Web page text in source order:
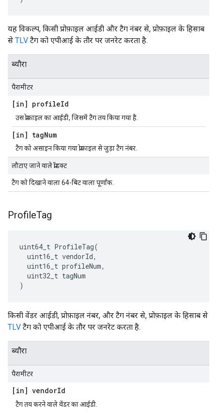
यह विकल्प, किसी प्रोफ़ाइल आईडी और टैग नंबर से, प्रोफ़ाइल के हिसाब
से TLV टैग को एपीआई के तौर पर जनरेट करता है.
ब्यौरा
पैरामीटर
[in] profileId
उस प्रोफ़ाइल का आईडी, जिसमें टैग तय किया गया है.
[in] tagNum
टैग को असाइन किया गया प्रोफ़ाइल से जुड़ा टैग नंबर.
लौटाए जाने वाले प्रॉडक्ट
टैग को दिखाने वाला 64-बिट वाला पूर्णांक.
ProfileTag
uint64_t ProfileTag(
  uint16_t vendorId,
  uint16_t profileNum,
  uint32_t tagNum
)
किसी वेंडर आईडी, प्रोफ़ाइल नंबर, और टैग नंबर से, प्रोफ़ाइल के हिसाब से
TLV टैग को एपीआई के तौर पर जनरेट करता है.
ब्यौरा
पैरामीटर
[in] vendorId
टैग तय करने वाले वेंडर का आईडी.